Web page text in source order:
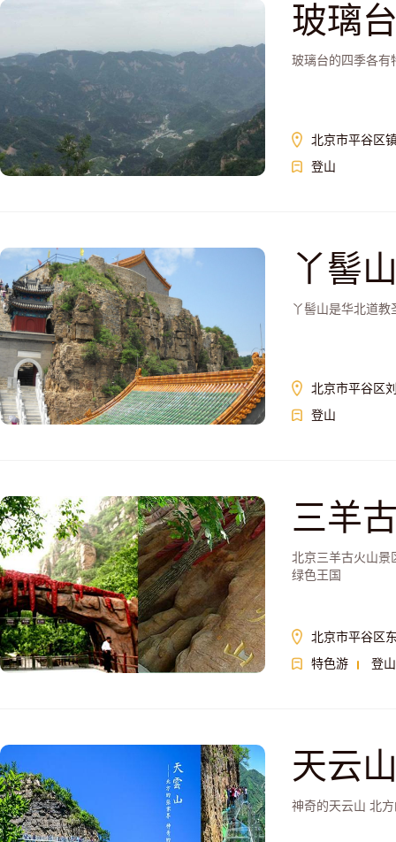
玻璃
玻璃台的四季各有
北京市平谷区
登山
丫髻
丫髻山是华北道教
北京市平谷区
登山
三羊
北京三羊古火山景
绿色王国
北京市平谷区
特色游
登山
天云
神奇的天云山 北